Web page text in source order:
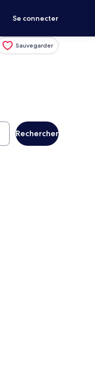
Se connecter
Sauvegarder
Rechercher